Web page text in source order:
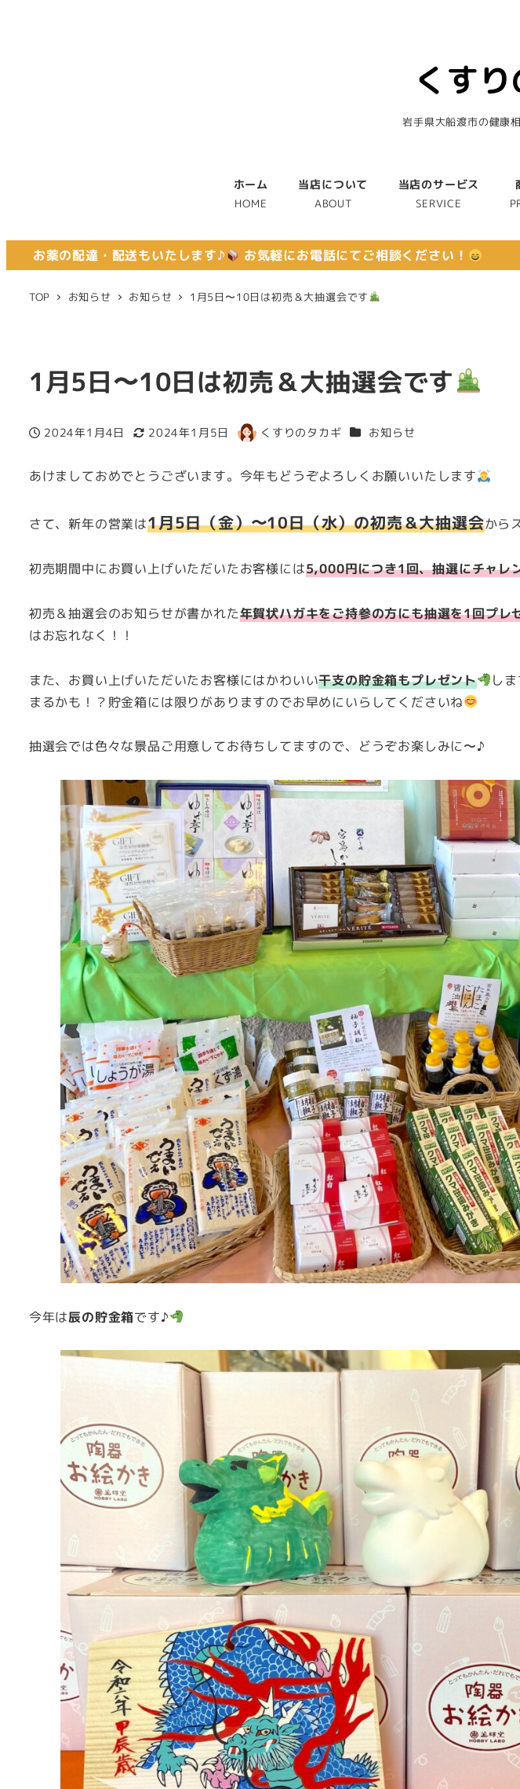
岩手県大船渡市の健康
ホーム
HOME
当店について
ABOUT
当店のサービス
SERVICE
お薬の配達・配送もいたします♪ お気軽にお電話にてご相談ください！
TOP お知らせ お知らせ 1月5日〜10日は初売＆大抽選会です
1月5日〜10日は初売＆大抽選会です
投稿日
2024年1月4日
更新日
2024年1月5日
著
くすりのタカギ カテゴリー
お知らせ
あけましておめでとうございます。今年もどうぞよろしくお願いいたします
さて、新年の営業は1月5日（金）〜10日（水）の初売＆大抽選会から
初売期間中にお買い上げいただいたお客様には5,000円につき1回、抽選にチャレ
初売＆抽選会のお知らせが書かれた年賀状ハガキをご持参の方にも抽選を1回プレ
はお忘れなく！！
また、お買い上げいただいたお客様にはかわいい干支の貯金箱もプレゼント
し
まるかも！？貯金箱には限りがありますのでお早めにいらしてくださいね
抽選会では色々な景品ご用意してお待ちしてますので、どうぞお楽しみに〜♪
今年は辰の貯金箱です♪